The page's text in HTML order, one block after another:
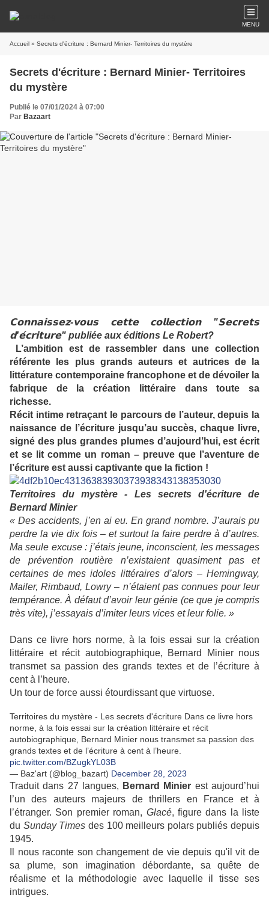
MENU
Accueil » Secrets d'écriture : Bernard Minier- Territoires du mystère
Secrets d'écriture : Bernard Minier- Territoires
du mystère
Publié le 07/01/2024 à 07:00
Par Bazaart
𝗖𝗼𝗻𝗻𝗮𝗶𝘀𝘀𝗲𝘇-𝘃𝗼𝘂𝘀 𝗰𝗲𝘁𝘁𝗲 𝗰𝗼𝗹𝗹𝗲𝗰𝘁𝗶𝗼𝗻 "𝗦𝗲𝗰𝗿𝗲𝘁𝘀
𝗱'𝗲́𝗰𝗿𝗶𝘁𝘂𝗿𝗲" publiée aux éditions Le Robert?
L’ambition est de rassembler dans une collection
référente les plus grands auteurs et autrices de la
littérature contemporaine francophone et de dévoiler la
fabrique de la création littéraire dans toute sa
richesse.
Récit intime retraçant le parcours de l’auteur, depuis la
naissance de l’écriture jusqu’au succès, chaque livre,
signé des plus grandes plumes d’aujourd’hui, est écrit
et se lit comme un roman – preuve que l’aventure de
l’écriture est aussi captivante que la fiction !
Territoires du mystère - Les secrets d'écriture de
Bernard Minier
« Des accidents, j’en ai eu. En grand nombre. J’aurais pu
perdre la vie dix fois – et surtout la faire perdre à d’autres.
Ma seule excuse : j’étais jeune, inconscient, les messages
de prévention routière n’existaient quasiment pas et
certaines de mes idoles littéraires d’alors – Hemingway,
Mailer, Rimbaud, Lowry – n’étaient pas connues pour leur
tempérance. À défaut d’avoir leur génie (ce que je compris
très vite), j’essayais d’imiter leurs vices et leur folie. »
Dans ce livre hors norme, à la fois essai sur la création
littéraire et récit autobiographique, Bernard Minier nous
transmet sa passion des grands textes et de l’écriture à
cent à l’heure.
Un tour de force aussi étourdissant que virtuose.
Territoires du mystère - Les secrets d'écriture Dans ce livre hors
norme, à la fois essai sur la création littéraire et récit
autobiographique, Bernard Minier nous transmet sa passion des
grands textes et de l’écriture à cent à l’heure.
pic.twitter.com/BZugkYL03B
— Baz'art (@blog_bazart) December 28, 2023
Traduit dans 27 langues, Bernard Minier est aujourd’hui
l’un des auteurs majeurs de thrillers en France et à
l’étranger. Son premier roman, Glacé, figure dans la liste
du Sunday Times des 100 meilleurs polars publiés depuis
1945.
Il nous raconte son changement de vie depuis qu'il vit de
sa plume, son imagination débordante, sa quête de
réalisme et la méthodologie avec laquelle il tisse ses
intrigues.